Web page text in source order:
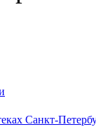
Санкт-